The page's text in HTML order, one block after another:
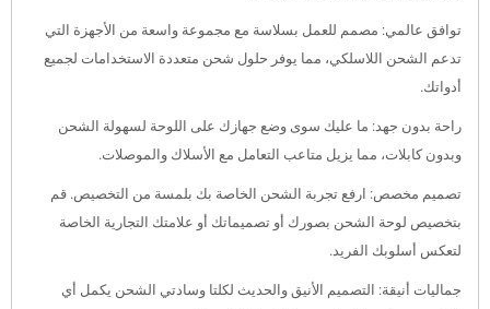
توافق عالمي: مصمم للعمل بسلاسة مع مجموعة واسعة من الأجهزة التي
تدعم الشحن اللاسلكي، مما يوفر حلول شحن متعددة الاستخدامات لجميع
أدواتك.
راحة بدون جهد: ما عليك سوى وضع جهازك على اللوحة لسهولة الشحن
وبدون كابلات، مما يزيل متاعب التعامل مع الأسلاك والموصلات.
تصميم مخصص: ارفع تجربة الشحن الخاصة بك بلمسة من التخصيص. قم
بتخصيص لوحة الشحن بصورك أو تصميماتك أو علامتك التجارية الخاصة
لتعكس أسلوبك الفريد.
جماليات أنيقة: التصميم الأنيق والحديث لكلتا وسادتي الشحن يكمل أي